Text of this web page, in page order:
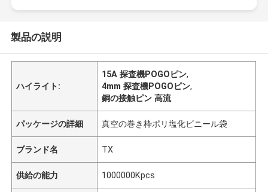
製品の説明
ハイライト:
15A 探査機POGOピン,
4mm 探査機POGOピン,
銅の接触ピン 高流
パッケージの詳細 真空の巻き枠ポリ塩化ビニール袋
ブランド名 TX
供給の能力 1000000Kpcs